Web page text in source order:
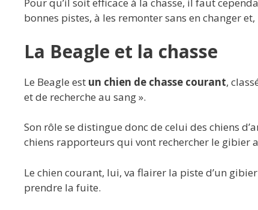
bonnes pistes, à les remonter sans en changer
La Beagle et la chasse
Le Beagle est un chien de chasse courant,
et de recherche au sang ».
Son rôle se distingue donc de celui des chiens
chiens rapporteurs qui vont rechercher le gibier
Le chien courant, lui, va flairer la piste d’un
prendre la fuite.